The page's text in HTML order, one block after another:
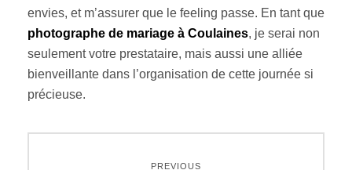
envies, et m’assurer que le feeling passe. En tant que
photographe de mariage à Coulaines, je serai non
seulement votre prestataire, mais aussi une alliée
bienveillante dans l’organisation de cette journée si
précieuse.
PREVIOUS